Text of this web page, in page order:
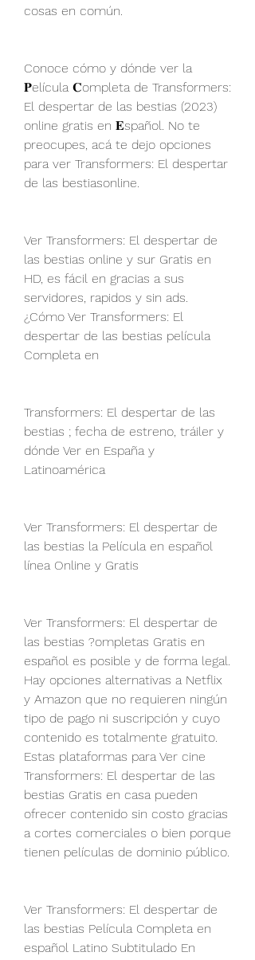
cosas en común.
Conoce cómo y dónde ver la
𝐏elícula 𝐂ompleta de Transformers:
El despertar de las bestias (2023)
online gratis en 𝐄spañol. No te
preocupes, acá te dejo opciones
para ver Transformers: El despertar
de las bestiasonline.
Ver Transformers: El despertar de
las bestias online y sur Gratis en
HD, es fácil en gracias a sus
servidores, rapidos y sin ads.
¿Cómo Ver Transformers: El
despertar de las bestias película
Completa en
Transformers: El despertar de las
bestias ; fecha de estreno, tráiler y
dónde Ver en España y
Latinoamérica
Ver Transformers: El despertar de
las bestias la Película en español
línea Online y Gratis
Ver Transformers: El despertar de
las bestias ?ompletas Gratis en
español es posible y de forma legal.
Hay opciones alternativas a Netflix
y Amazon que no requieren ningún
tipo de pago ni suscripción y cuyo
contenido es totalmente gratuito.
Estas plataformas para Ver cine
Transformers: El despertar de las
bestias Gratis en casa pueden
ofrecer contenido sin costo gracias
a cortes comerciales o bien porque
tienen películas de dominio público.
Ver Transformers: El despertar de
las bestias Película Completa en
español Latino Subtitulado En